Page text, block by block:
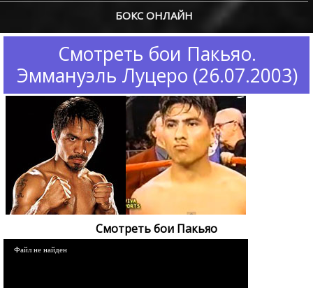
БОКС ОНЛАЙН
Смотреть бои Пакьяо.
Эммануэль Луцеро (26.07.2003)
Смотреть бои Пакьяо
Файл не найден